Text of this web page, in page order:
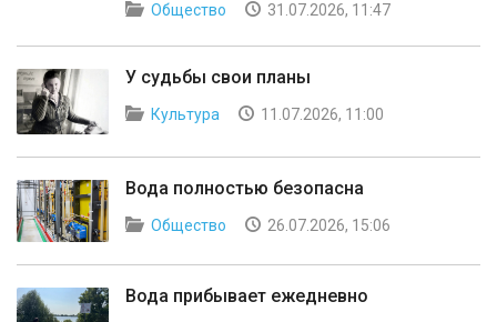
Общество 31.07.2026, 11:47
У судьбы свои планы
Культура 11.07.2026, 11:00
Вода полностью безопасна
Общество 26.07.2026, 15:06
Вода прибывает ежедневно